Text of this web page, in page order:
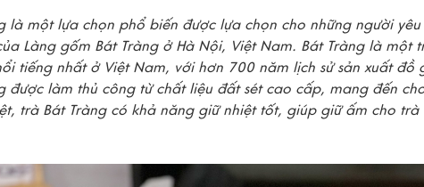
là một lựa chọn phổ biến được lựa chọn cho những người
Làng gốm Bát Tràng ở Hà Nội, Việt Nam. Bát Tràng là một
tiếng nhất ở Việt Nam, với hơn 700 năm lịch sử sản xuất đồ
được làm thủ công từ chất liệu đất sét cao cấp, mang đến
trà Bát Tràng có khả năng giữ nhiệt tốt, giúp giữ ấm cho